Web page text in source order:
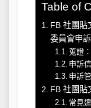
Table of
FB 社團貼
委員會申訴
蒐證
申訴
申訴
FB 社團貼
常見